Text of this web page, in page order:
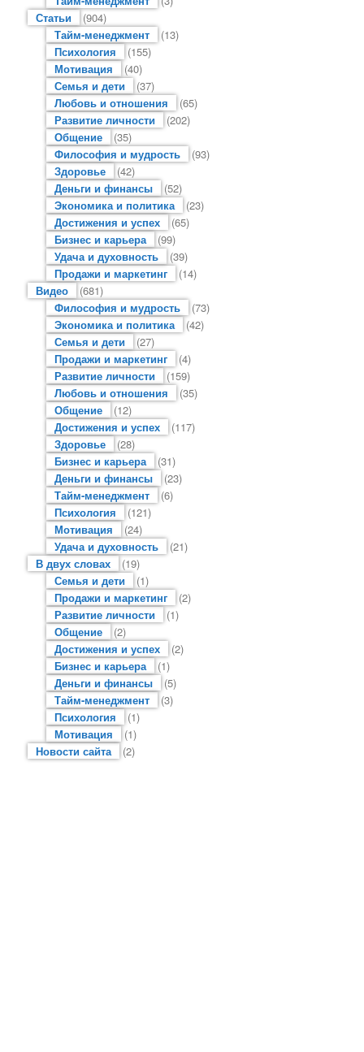
Статьи
(904)
Тайм-менеджмент
(13)
Психология
(155)
Мотивация
(40)
Семья и дети
(37)
Любовь и отношения
(65)
Развитие личности
(202)
Общение
(35)
Философия и мудрость
(93)
Здоровье
(42)
Деньги и финансы
(52)
Экономика и политика
(23)
Достижения и успех
(65)
Бизнес и карьера
(99)
Удача и духовность
(39)
Продажи и маркетинг
(14)
Видео
(681)
Философия и мудрость
(73)
Экономика и политика
(42)
Семья и дети
(27)
Продажи и маркетинг
(4)
Развитие личности
(159)
Любовь и отношения
(35)
Общение
(12)
Достижения и успех
(117)
Здоровье
(28)
Бизнес и карьера
(31)
Деньги и финансы
(23)
Тайм-менеджмент
(6)
Психология
(121)
Мотивация
(24)
Удача и духовность
(21)
В двух словах
(19)
Семья и дети
(1)
Продажи и маркетинг
(2)
Развитие личности
(1)
Общение
(2)
Достижения и успех
(2)
Бизнес и карьера
(1)
Деньги и финансы
(5)
Тайм-менеджмент
(3)
Психология
(1)
Мотивация
(1)
Новости сайта
(2)